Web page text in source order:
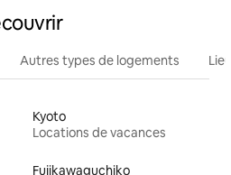
Autres types de logements
Kyoto
Locations de vacances
Fujikawaguchiko